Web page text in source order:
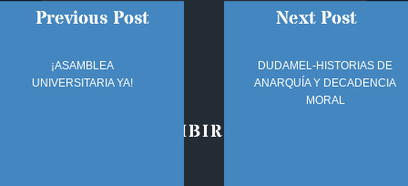
Oscar Tenreiro
PARA SUSCRIBIRSE AL BLOG
Previous Post
¡ASAMBLEA
UNIVERSITARIA YA!
Next Post
DUDAMEL-HISTORIAS DE
ANARQUÍA Y DECADENCIA
MORAL